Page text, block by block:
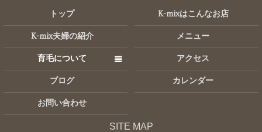
トップ K-mixはこんなお店
K-mix夫婦の紹介 メニュー
育毛について アクセス
ブログ カレンダー
お問い合わせ
SITE MAP